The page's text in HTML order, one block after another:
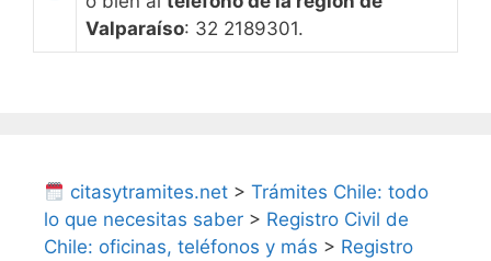
Valparaíso: 32 2189301.
citasytramites.net >Trámites Chile: todo
lo que necesitas saber > Registro Civil de
Chile: oficinas, teléfonos y más > Registro